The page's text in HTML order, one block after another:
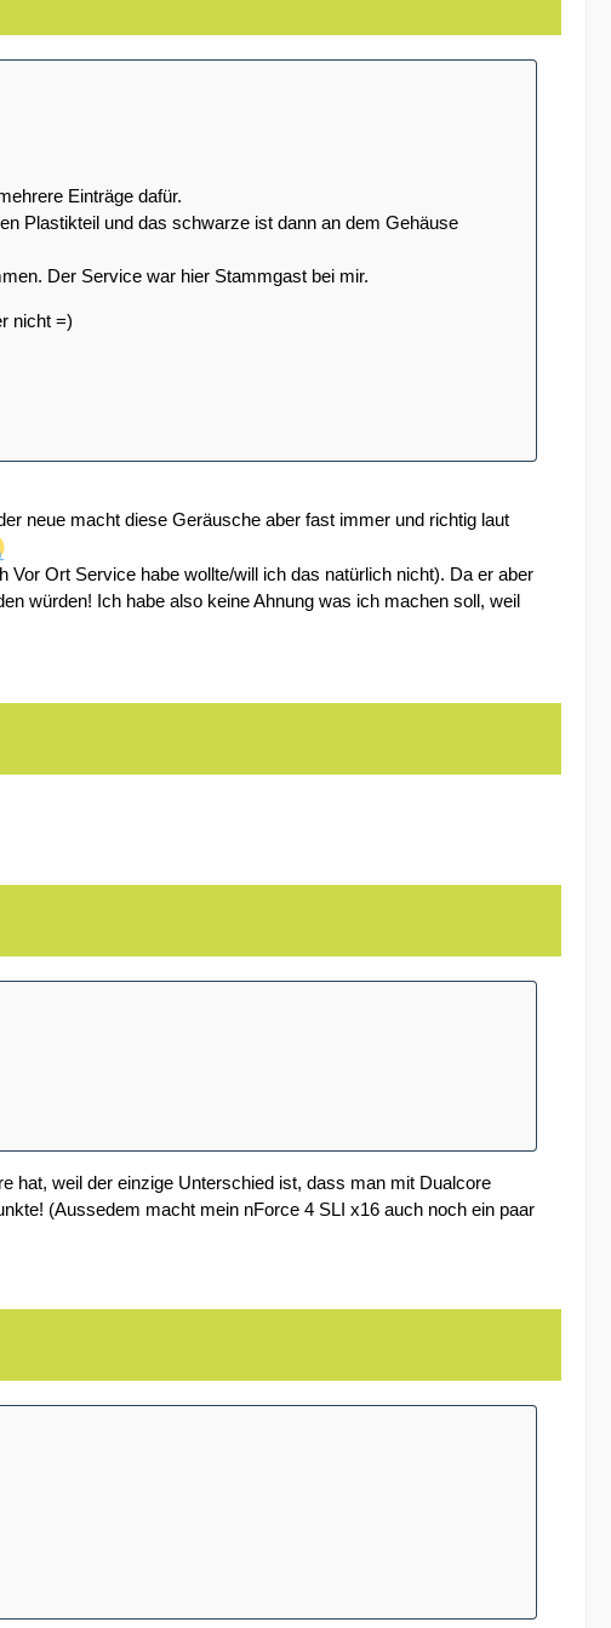
Einträge dafür.
Plastikteil und das schwarze ist dann an dem Gehäuse
Der Service war hier Stammgast bei mir.
nicht =)
neue macht diese Geräusche aber fast immer und richtig laut
Ort Service habe wollte/will ich das natürlich nicht). Da er aber
würden! Ich habe also keine Ahnung was ich machen soll, weil
hat, weil der einzige Unterschied ist, dass man mit Dualcore
(Aussedem macht mein nForce 4 SLI x16 auch noch ein paar